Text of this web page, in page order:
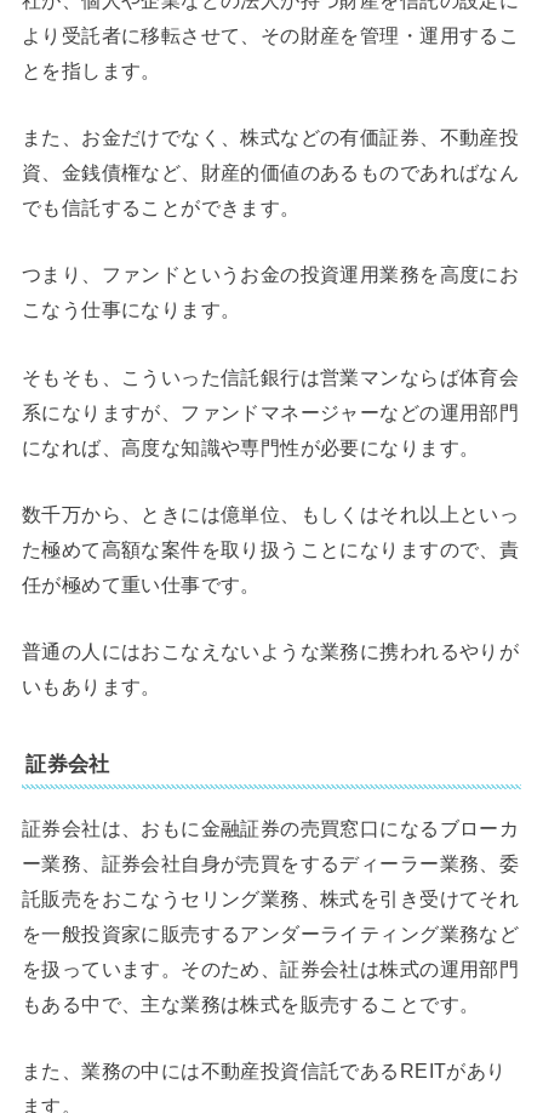
より受託者に移転させて、その財産を管理・運用するこ
とを指します。
また、お金だけでなく、株式などの有価証券、不動産投
資、金銭債権など、財産的価値のあるものであればなん
でも信託することができます。
つまり、ファンドというお金の投資運用業務を高度にお
こなう仕事になります。
そもそも、こういった信託銀行は営業マンならば体育会
系になりますが、ファンドマネージャーなどの運用部門
になれば、高度な知識や専門性が必要になります。
数千万から、ときには億単位、もしくはそれ以上といっ
た極めて高額な案件を取り扱うことになりますので、責
任が極めて重い仕事です。
普通の人にはおこなえないような業務に携われるやりが
いもあります。
証券会社
証券会社は、おもに金融証券の売買窓口になるブローカ
ー業務、証券会社自身が売買をするディーラー業務、委
託販売をおこなうセリング業務、株式を引き受けてそれ
を一般投資家に販売するアンダーライティング業務など
を扱っています。そのため、証券会社は株式の運用部門
もある中で、主な業務は株式を販売することです。
また、業務の中には不動産投資信託であるREITがあり
ます。